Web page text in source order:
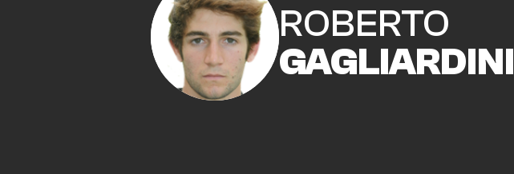
ROBERTO
GAGLIARDINI